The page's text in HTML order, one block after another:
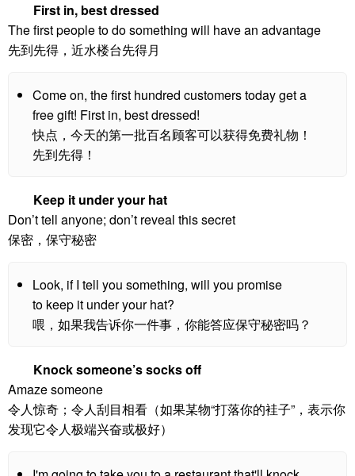
First in, best dressed
The first people to do something will have an advantage
先到先得，近水楼台先得月
Come on, the first hundred customers today get a
free gift! First in, best dressed!
快点，今天的第一批百名顾客可以获得免费礼物！
先到先得！
Keep it under your hat
Don’t tell anyone; don’t reveal this secret
保密，保守秘密
Look, if I tell you something, will you promise
to keep it under your hat?
喂，如果我告诉你一件事，你能答应保守秘密吗？
Knock someone’s socks off
Amaze someone
令人惊奇；令人刮目相看（如果某物“打落你的袿子”，表示你
发现它令人极端兴奋或极好）